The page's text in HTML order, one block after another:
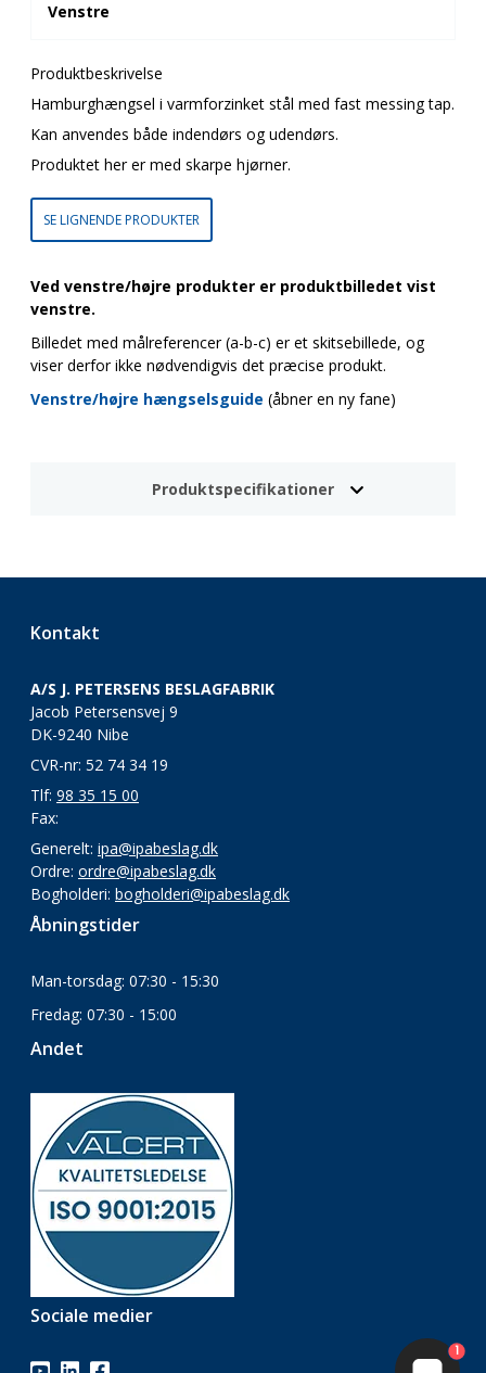
Venstre
Produktbeskrivelse
Hamburghængsel i varmforzinket stål med fast messing tap.
Kan anvendes både indendørs og udendørs.
Produktet her er med skarpe hjørner.
SE LIGNENDE PRODUKTER
Ved venstre/højre produkter er produktbilledet vist
venstre.
Billedet med målreferencer (a-b-c) er et skitsebillede, og
viser derfor ikke nødvendigvis det præcise produkt.
Venstre/højre hængselsguide (åbner en ny fane)
Produktspecifikationer
Kontakt
A/S J. PETERSENS BESLAGFABRIK
Jacob Petersensvej 9
DK-9240 Nibe
CVR-nr: 52 74 34 19
Tlf: 98 35 15 00
Fax:
Generelt: ipa@ipabeslag.dk
Ordre: ordre@ipabeslag.dk
Bogholderi: bogholderi@ipabeslag.dk
Åbningstider
Man-torsdag: 07:30 - 15:30
Fredag: 07:30 - 15:00
Andet
Sociale medier
1